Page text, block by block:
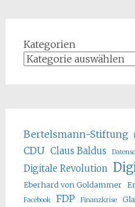
Kategorien
Bertelsmann-Stiftung
CDU Claus Baldus
Digitale Revolution
Eberhard von Goldammer
Facebook FDP Finanzkrise